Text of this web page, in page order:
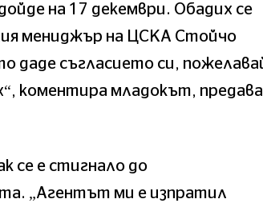
на 17 декември. Обадих се
мениджър на ЦСКА Стойчо
даде съгласието си,
коментира младокът, предава
се е стигнало до
„Агентът ми е изпратил